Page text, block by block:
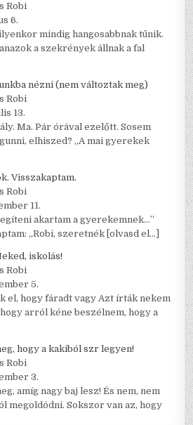
Robi
6.
mindig hangosabbnak tűnik.
a szekrények állnak a fal
nézni (nem változtak meg)
Robi
13.
Ma. Pár órával ezelőtt. Sosem
elhiszed? „A mai gyerekek
Visszakaptam.
Robi
11.
akartam a gyerekemnek…”
„Robi, szeretnék [olvasd el…]
iskolás!
Robi
5.
el, hogy fáradt vagy Azt írták nekem
arról kéne beszélnem, hogy a
hogy a kakiból szr legyen!
Robi
3.
amíg nagy baj lesz! És nem, nem
megoldódni. Sokszor van az, hogy